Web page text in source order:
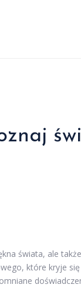
świata, ale
które kryje